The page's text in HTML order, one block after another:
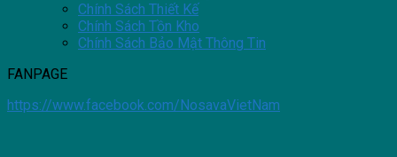
Chính Sách Thiết Kế
Chính Sách Tồn Kho
Chính Sách Bảo Mật Thông Tin
FANPAGE
https://www.facebook.com/NosavaVietNam